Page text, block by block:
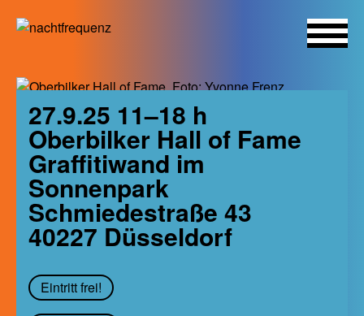
Skip
content
27.9.25 11–18 h
Oberbilker Hall of Fame
Graffitiwand im
Sonnenpark
Schmiedestraße 43
40227 Düsseldorf
Eintritt frei!